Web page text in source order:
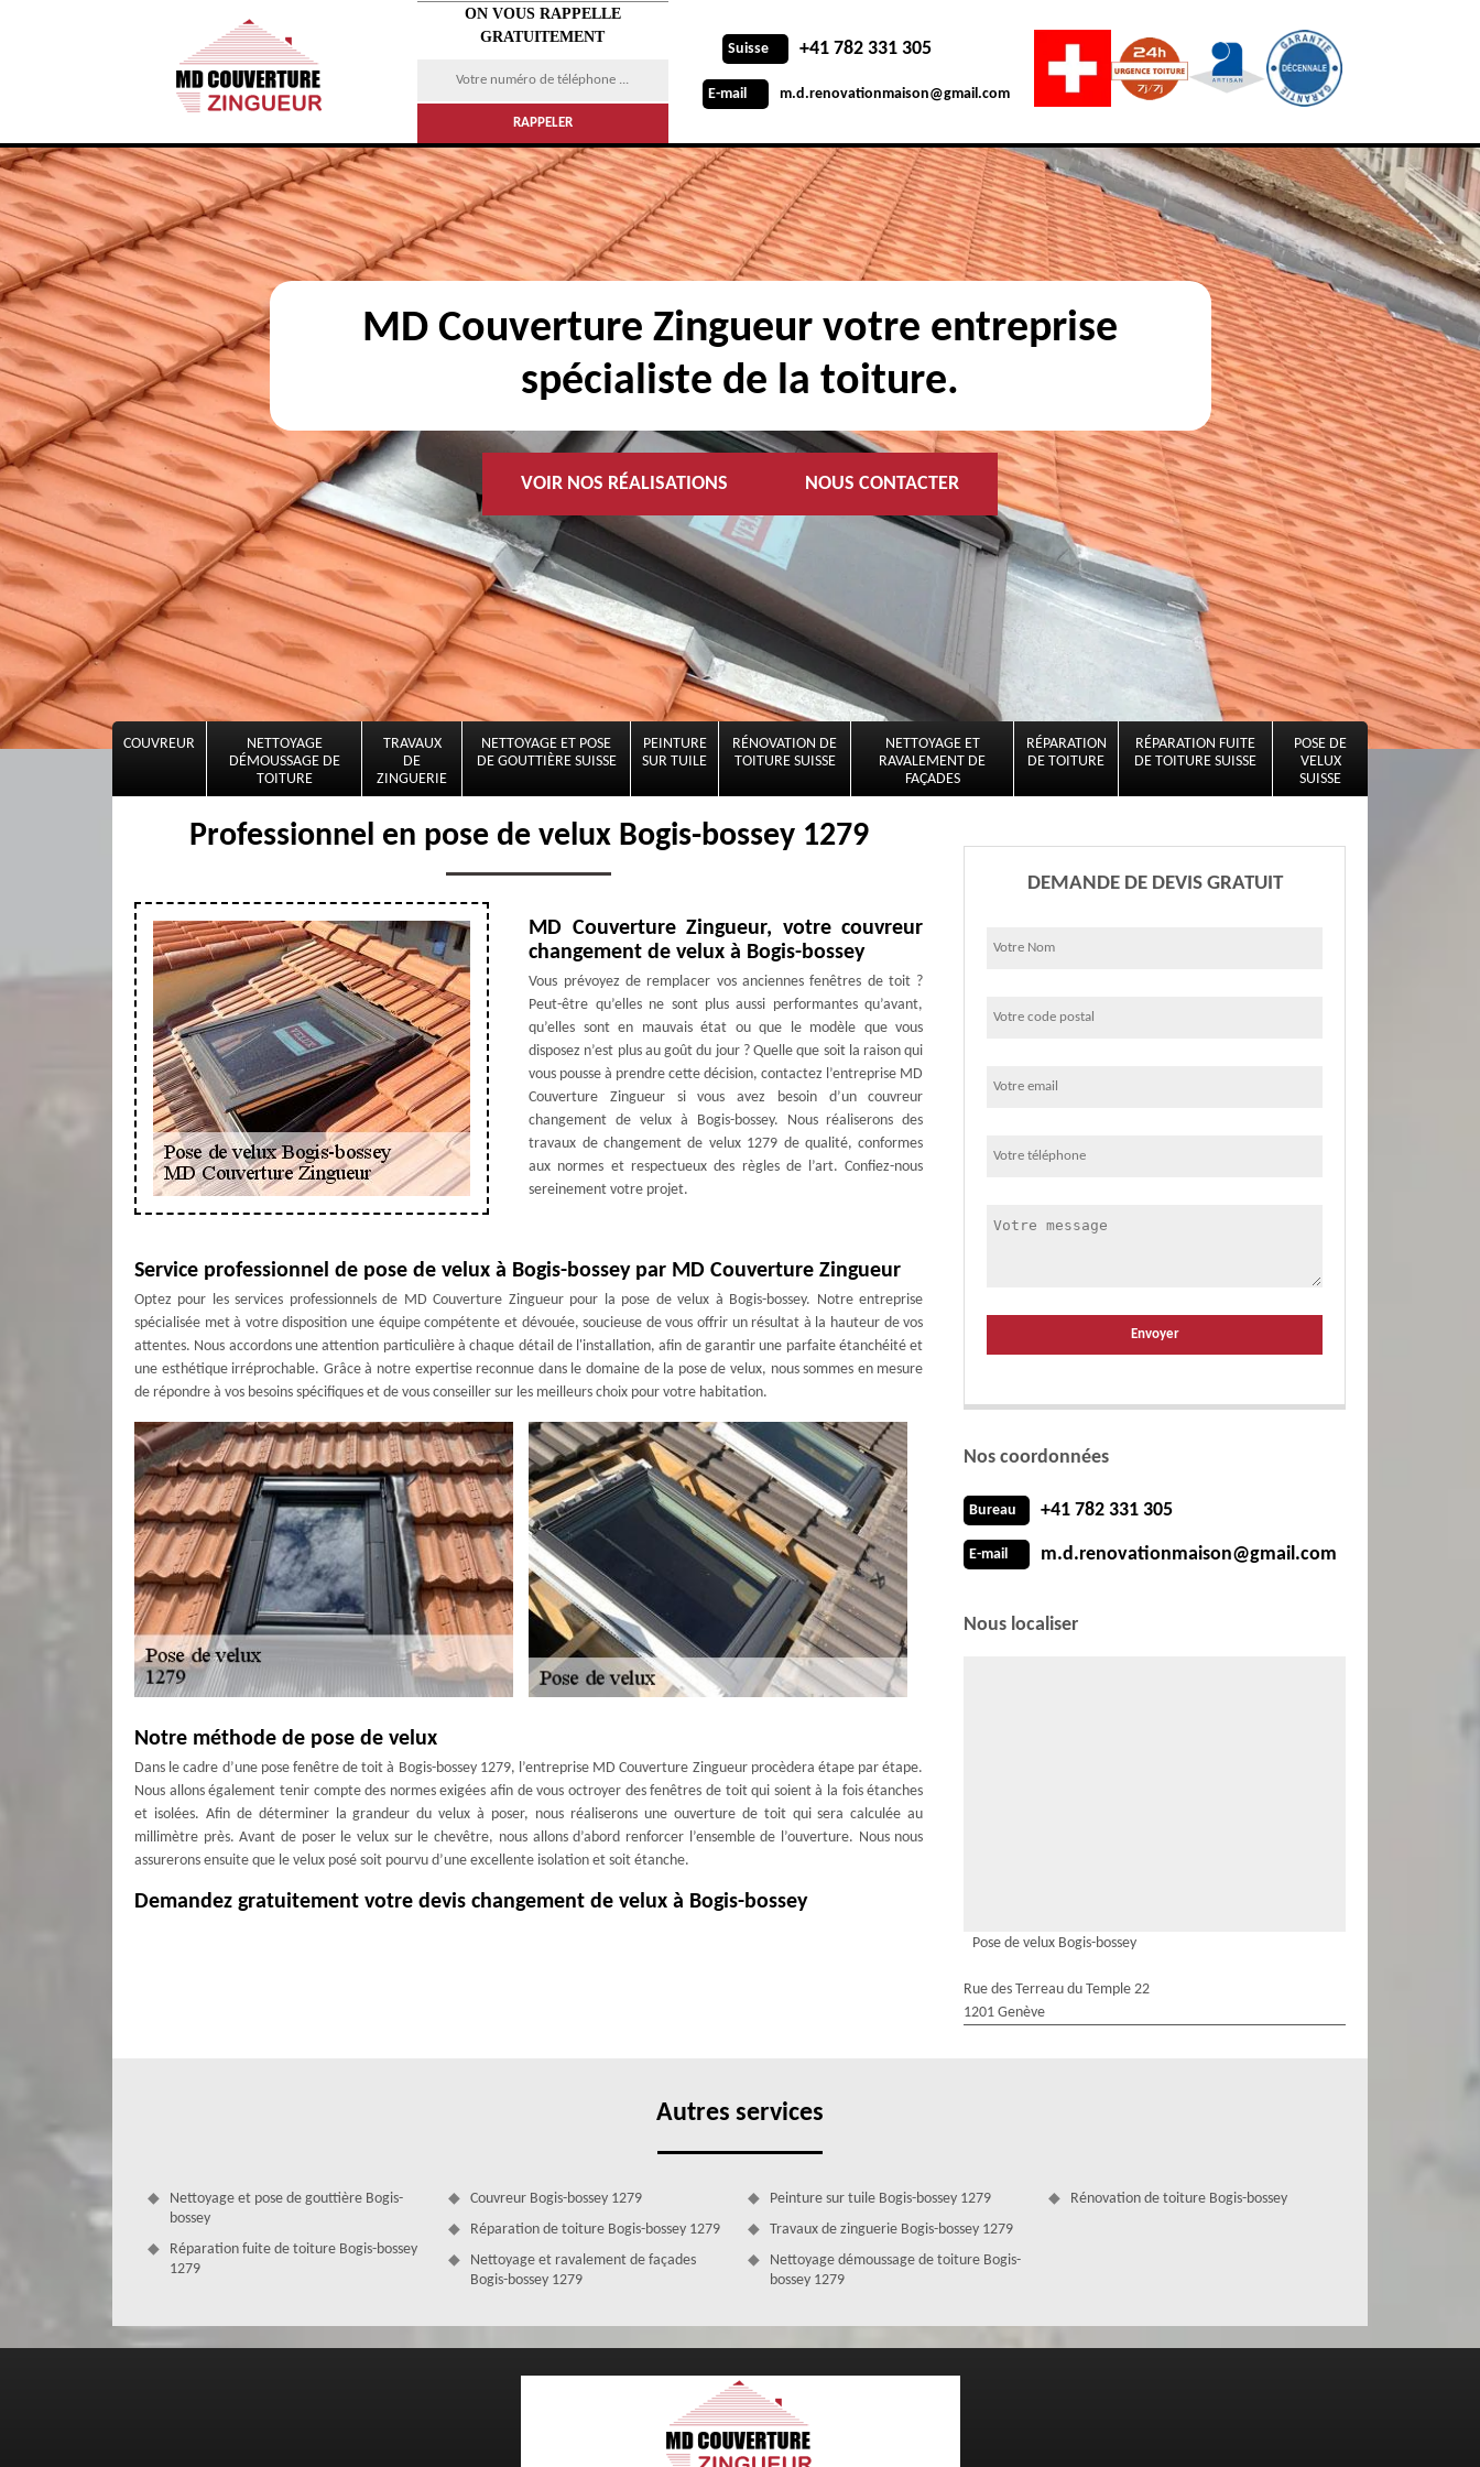
ON VOUS RAPPELLE
GRATUITEMENT
Suisse +41 782 331 305
E-mail m.d.renovationmaison@gmail.com
MD Couverture Zingueur votre entreprise
spécialiste de la toiture.
VOIR NOS RÉALISATIONS NOUS CONTACTER
COUVREUR
NETTOYAGE
DÉMOUSSAGE DE
TOITURE
TRAVAUX
DE
ZINGUERIE
NETTOYAGE ET POSE
DE GOUTTIÈRE SUISSE
PEINTURE
SUR TUILE
RÉNOVATION DE
TOITURE SUISSE
NETTOYAGE ET
RAVALEMENT DE
FAÇADES
RÉPARATION
DE TOITURE
RÉPARATION FUITE
DE TOITURE SUISSE
POSE DE
VELUX
SUISSE
Professionnel en pose de velux Bogis-bossey 1279
MD Couverture Zingueur, votre couvreur
changement de velux à Bogis-bossey
Vous prévoyez de remplacer vos anciennes fenêtres de toit ?
Peut-être qu’elles ne sont plus aussi performantes qu’avant,
qu’elles sont en mauvais état ou que le modèle que vous
disposez n’est plus au goût du jour ? Quelle que soit la raison qui
vous pousse à prendre cette décision, contactez l’entreprise MD
Couverture Zingueur si vous avez besoin d’un couvreur
changement de velux à Bogis-bossey. Nous réaliserons des
travaux de changement de velux 1279 de qualité, conformes
aux normes et respectueux des règles de l’art. Confiez-nous
sereinement votre projet.
Service professionnel de pose de velux à Bogis-bossey par MD Couverture Zingueur
Optez pour les services professionnels de MD Couverture Zingueur pour la pose de velux à Bogis-bossey. Notre entreprise
spécialisée met à votre disposition une équipe compétente et dévouée, soucieuse de vous offrir un résultat à la hauteur de vos
attentes. Nous accordons une attention particulière à chaque détail de l'installation, afin de garantir une parfaite étanchéité et
une esthétique irréprochable. Grâce à notre expertise reconnue dans le domaine de la pose de velux, nous sommes en mesure
de répondre à vos besoins spécifiques et de vous conseiller sur les meilleurs choix pour votre habitation.
Notre méthode de pose de velux
Dans le cadre d’une pose fenêtre de toit à Bogis-bossey 1279, l’entreprise MD Couverture Zingueur procèdera étape par étape.
Nous allons également tenir compte des normes exigées afin de vous octroyer des fenêtres de toit qui soient à la fois étanches
et isolées. Afin de déterminer la grandeur du velux à poser, nous réaliserons une ouverture de toit qui sera calculée au
millimètre près. Avant de poser le velux sur le chevêtre, nous allons d’abord renforcer l’ensemble de l’ouverture. Nous nous
assurerons ensuite que le velux posé soit pourvu d’une excellente isolation et soit étanche.
Demandez gratuitement votre devis changement de velux à Bogis-bossey
Combien coûte une réparation de velux avec MD Couverture Zingueur ?
Le couvreur réparation de velux MD Couverture Zingueur ne cherche qu’à satisfaire les besoins de ses clients. C’est la raison
pour laquelle notre établissement s’évertue à fournir des prestations de qualité au meilleur prix, que ce soit dans le cadre d’une
installation, d’une rénovation ou d’une réparation de velux 1279. En ce qui concerne le prix réparation de velux à Bogis-bossey
DEMANDE DE DEVIS GRATUIT
Nos coordonnées
Bureau +41 782 331 305
E-mail m.d.renovationmaison@gmail.com
Nous localiser
Pose de velux Bogis-bossey
Rue des Terreau du Temple 22
1201 Genève
Autres services
Nettoyage et pose de gouttière Bogis-
bossey
Réparation fuite de toiture Bogis-bossey
1279
Couvreur Bogis-bossey 1279
Réparation de toiture Bogis-bossey 1279
Nettoyage et ravalement de façades
Bogis-bossey 1279
Peinture sur tuile Bogis-bossey 1279
Travaux de zinguerie Bogis-bossey 1279
Nettoyage démoussage de toiture Bogis-
bossey 1279
Rénovation de toiture Bogis-bossey